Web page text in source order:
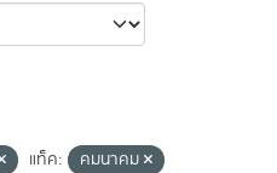
แท็ค:
คมนาคม